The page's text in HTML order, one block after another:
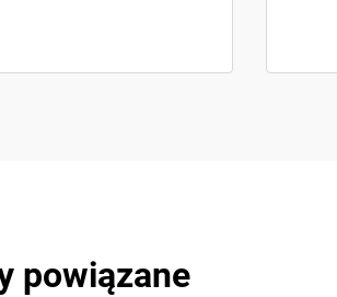
powiązane